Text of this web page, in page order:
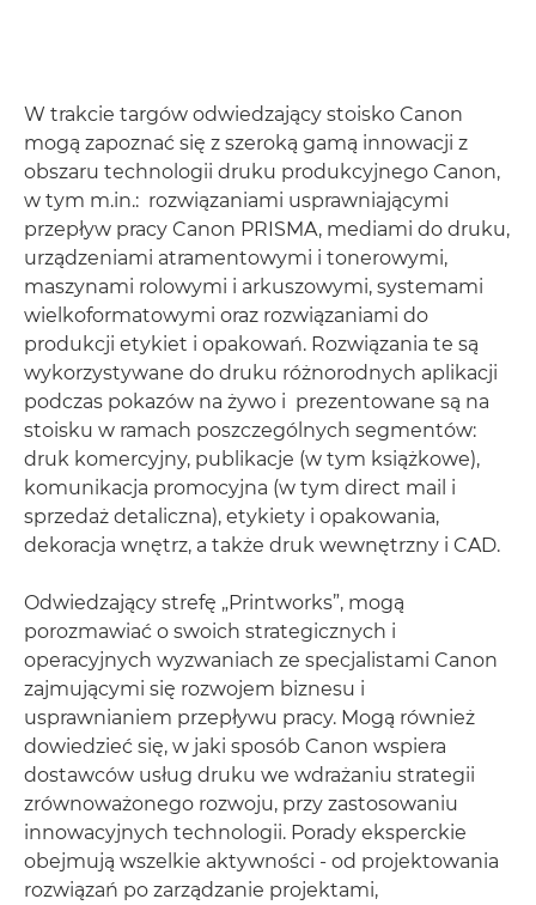
W trakcie targów odwiedzający stoisko Canon
mogą zapoznać się z szeroką gamą innowacji z
obszaru technologii druku produkcyjnego Canon,
w tym m.in.: rozwiązaniami usprawniającymi
przepływ pracy Canon PRISMA, mediami do druku,
urządzeniami atramentowymi i tonerowymi,
maszynami rolowymi i arkuszowymi, systemami
wielkoformatowymi oraz rozwiązaniami do
produkcji etykiet i opakowań. Rozwiązania te są
wykorzystywane do druku różnorodnych aplikacji
podczas pokazów na żywo i prezentowane są na
stoisku w ramach poszczególnych segmentów:
druk komercyjny, publikacje (w tym książkowe),
komunikacja promocyjna (w tym direct mail i
sprzedaż detaliczna), etykiety i opakowania,
dekoracja wnętrz, a także druk wewnętrzny i CAD.
Odwiedzający strefę „Printworks”, mogą
porozmawiać o swoich strategicznych i
operacyjnych wyzwaniach ze specjalistami Canon
zajmującymi się rozwojem biznesu i
usprawnianiem przepływu pracy. Mogą również
dowiedzieć się, w jaki sposób Canon wspiera
dostawców usług druku we wdrażaniu strategii
zrównoważonego rozwoju, przy zastosowaniu
innowacyjnych technologii. Porady eksperckie
obejmują wszelkie aktywności - od projektowania
rozwiązań po zarządzanie projektami,